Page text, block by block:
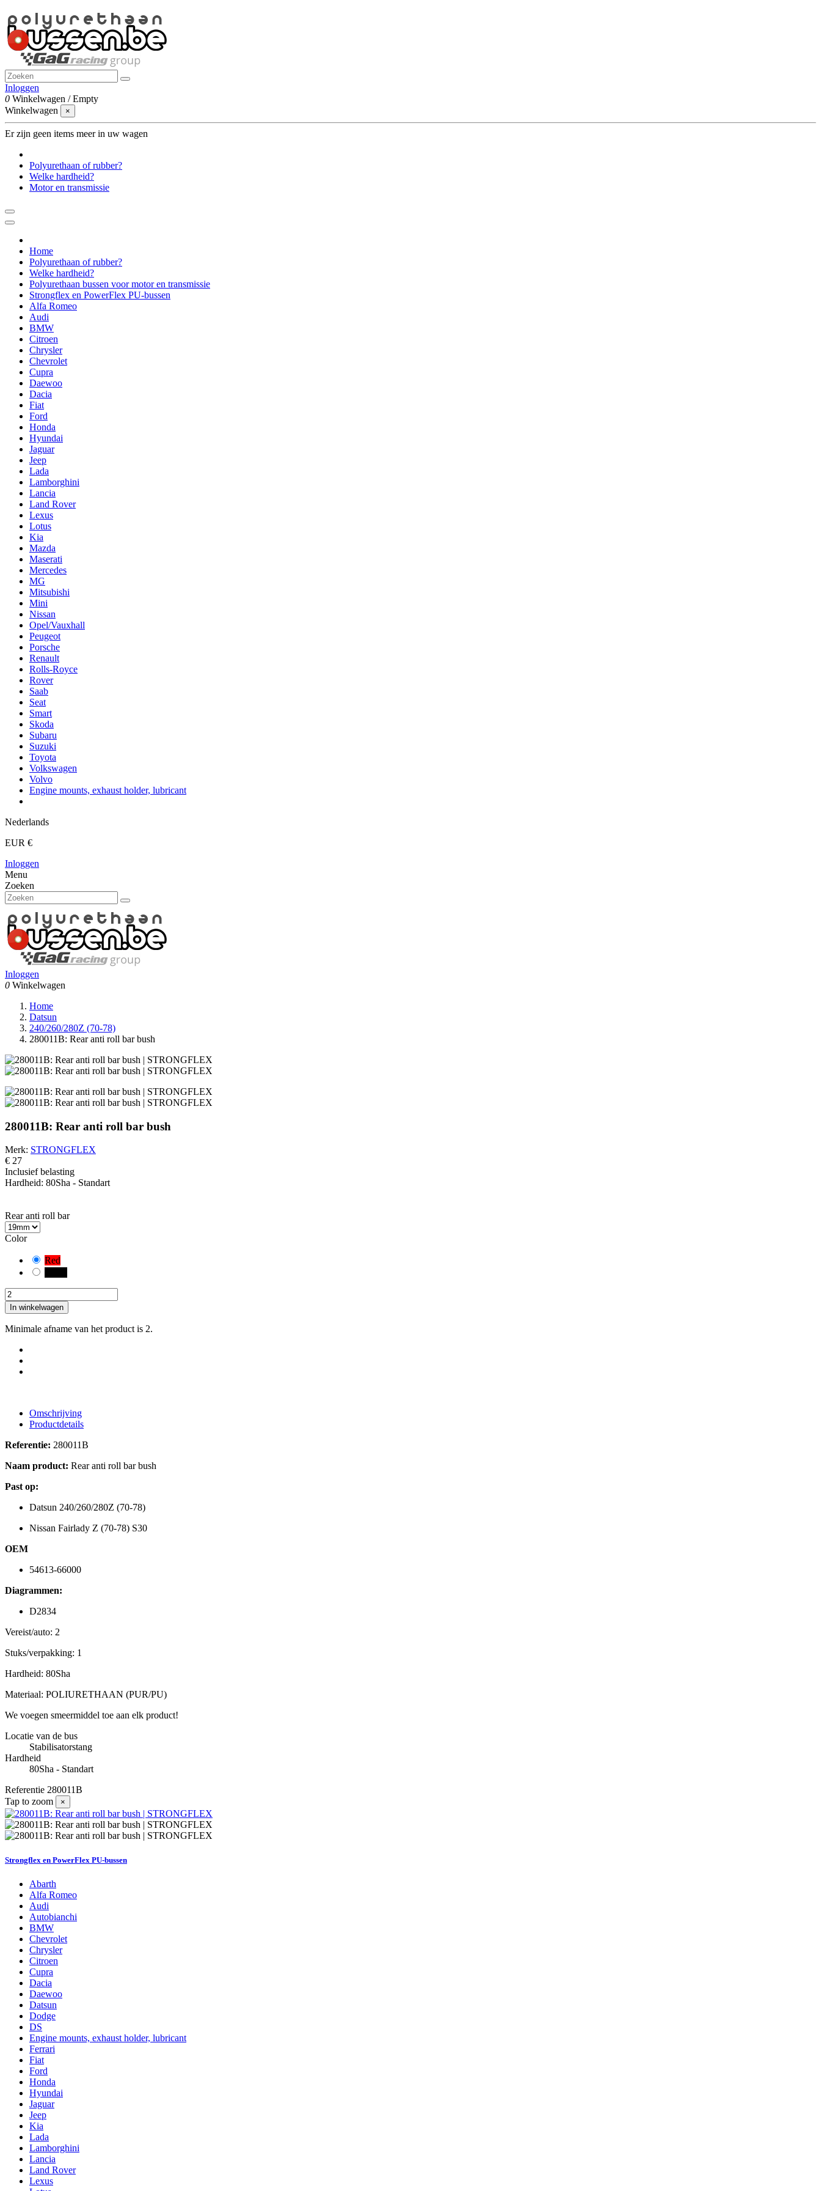
Inloggen
0 Winkelwagen /Empty
Winkelwagen
×
Er zijn geen items meer in uw wagen
Polyurethaan of rubber?
Welke hardheid?
Motor en transmissie
Home
Polyurethaan of rubber?
Welke hardheid?
Polyurethaan bussen voor motor en transmissie
Strongflex en PowerFlex PU-bussen
Alfa Romeo
Audi
BMW
Citroen
Chrysler
Chevrolet
Cupra
Daewoo
Dacia
Fiat
Ford
Honda
Hyundai
Jaguar
Jeep
Lada
Lamborghini
Lancia
Land Rover
Lexus
Lotus
Kia
Mazda
Maserati
Mercedes
MG
Mitsubishi
Mini
Nissan
Opel/Vauxhall
Peugeot
Porsche
Renault
Rolls-Royce
Rover
Saab
Seat
Smart
Skoda
Subaru
Suzuki
Toyota
Volkswagen
Volvo
Engine mounts, exhaust holder, lubricant
Nederlands
EUR €
Inloggen
Menu
Zoeken
Inloggen
0 Winkelwagen
Home
Datsun
240/260/280Z (70-78)
280011B: Rear anti roll bar bush
280011B: Rear anti roll bar bush
Merk: STRONGFLEX
€ 27
Inclusief belasting
Hardheid: 80Sha - Standart
Rear anti roll bar
Color
Red
In winkelwagen
Minimale afname van het product is 2.
Omschrijving
Productdetails
Referentie: 280011B
Naam product: Rear anti roll bar bush
Past op:
Datsun 240/260/280Z (70-78)
Nissan Fairlady Z (70-78) S30
OEM
54613-66000
Diagrammen:
D2834
Vereist/auto: 2
Stuks/verpakking: 1
Hardheid: 80Sha
Materiaal: POLIURETHAAN (PUR/PU)
We voegen smeermiddel toe aan elk product!
Locatie van de bus
Stabilisatorstang
Hardheid
80Sha - Standart
Referentie 280011B
Tap to zoom
×
Strongflex en PowerFlex PU-bussen
Abarth
Alfa Romeo
Audi
Autobianchi
BMW
Chevrolet
Chrysler
Citroen
Cupra
Dacia
Daewoo
Datsun
Dodge
DS
Engine mounts, exhaust holder, lubricant
Ferrari
Fiat
Ford
Honda
Hyundai
Jaguar
Jeep
Kia
Lada
Lamborghini
Lancia
Land Rover
Lexus